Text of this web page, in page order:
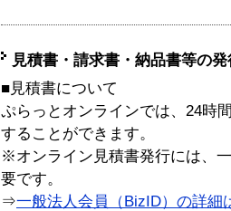
見積書・請求書・納品書等の
■見積書について
ぷらっとオンラインでは、24時
することができます。
※オンライン見積書発行には、
要です。
⇒一般法人会員（BizID）の詳細